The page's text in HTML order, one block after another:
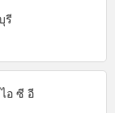
รี
อ ซี อี